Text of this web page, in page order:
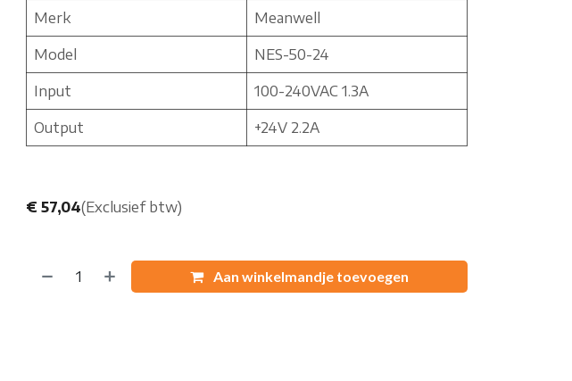
Merk Meanwell
Model NES-50-24
Input 100-240VAC 1.3A
Output +24V 2.2A
€ 57,04(Exclusief btw)
Aan winkelmandje toevoegen